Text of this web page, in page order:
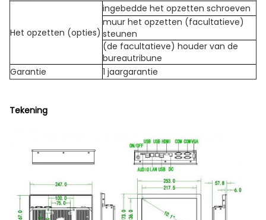
Het opzetten (opties)
ingebedde het opzetten schroeven
muur het opzetten (facultatieve)
steunen
(de facultatieve) houder van de
bureautribune
Garantie
1 jaargarantie
Tekening